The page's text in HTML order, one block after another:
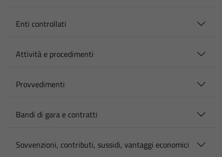
Enti controllati
Attività e procedimenti
Provvedimenti
Bandi di gara e contratti
Sovvenzioni, contributi, sussidi, vantaggi economici